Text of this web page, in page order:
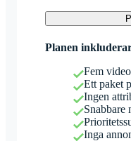
Planen
Fem
Ett paket
Ingen
Snabbare
Inga